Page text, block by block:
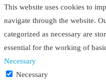
This website uses cookies to
navigate through the website.
categorized as necessary are
essential for the working of
Necessary
Necessary